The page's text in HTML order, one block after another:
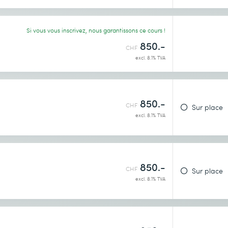
Si vous vous inscrivez, nous garantissons ce cours !
CHF 850.-
excl. 8.1% TVA
CHF 850.-
excl. 8.1% TVA
Sur place
CHF 850.-
excl. 8.1% TVA
Sur place